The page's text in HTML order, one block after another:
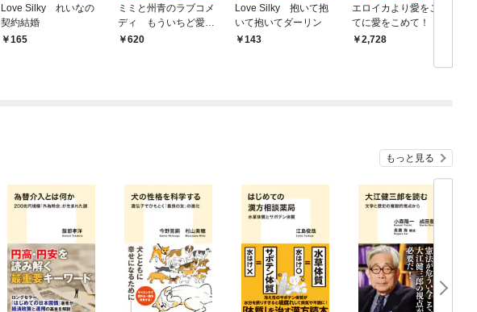
Love Silky れいなの
契約結婚
165
ミミと州青のラブコメ
ディ もういちど愛し
て！620
Love Silky 抱いて抱
いて抱いてダーリン
143
エロイカより愛をこめ
てに愛をこめて！！
2,728
もっと見る